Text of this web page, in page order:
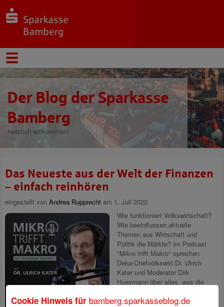
Der Blog der Sparkasse
Bamberg
Herzlich willkommen!
Das Neueste aus der Welt der Finanzen
– einfach reinhören
eingestellt von Andrea Rupprecht am 1. Juli 2022
Wie funktioniert Volkswirtschaft?
Wie beeinflussen aktuelle
Themen aus Wirtschaft und
Politik die Märkte? Im Podcast
"Mikro trifft Makro" sprechen
Deka-Chefvolkswirt Dr. Ulrich
Kater und Moderator Dirk
Huesmann über alles, was die
bewegt. Dabei spielen
Cookie Hinweis für bamberg.sparkasseblog.de